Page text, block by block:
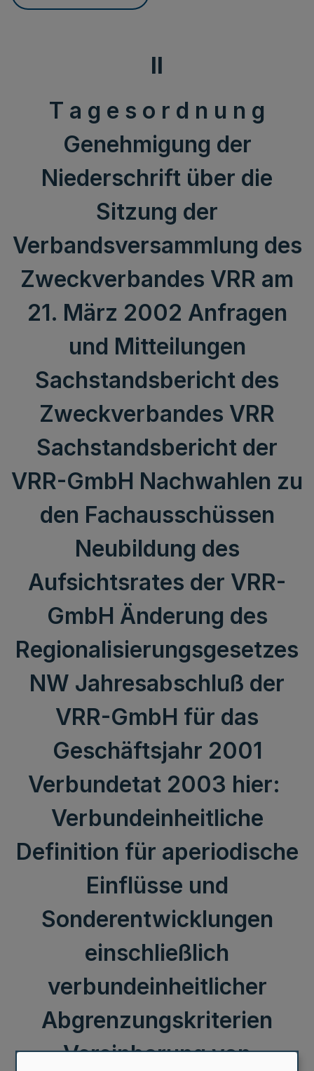
II
T a g e s o r d n u n g
Genehmigung der
Niederschrift über die
Sitzung der
Verbandsversammlung des
Zweckverbandes VRR am
21. März 2002 Anfragen
und Mitteilungen
Sachstandsbericht des
Zweckverbandes VRR
Sachstandsbericht der
VRR-GmbH Nachwahlen zu
den Fachausschüssen
Neubildung des
Aufsichtsrates der VRR-
GmbH Änderung des
Regionalisierungsgesetzes
NW Jahresabschluß der
VRR-GmbH für das
Geschäftsjahr 2001
Verbundetat 2003 hier:
Verbundeinheitliche
Definition für aperiodische
Einflüsse und
Sonderentwicklungen
einschließlich
verbundeinheitlicher
Abgrenzungskriterien
Vereinbarung von